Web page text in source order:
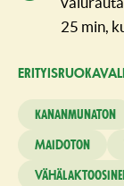
25 min,
Kananmunaton
Maidoton